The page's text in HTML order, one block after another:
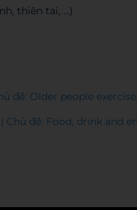
thiên tai, …)
đề: Older people
Chủ đề: Food, drink and